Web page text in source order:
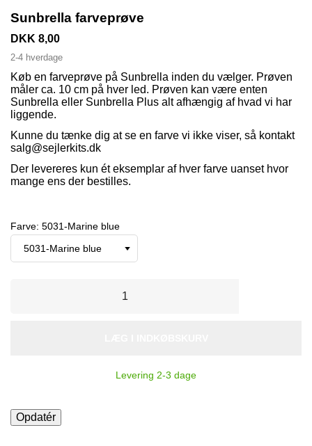
Sunbrella farveprøve
DKK 8,00
2-4 hverdage
Køb en farveprøve på Sunbrella inden du vælger. Prøven
måler ca. 10 cm på hver led. Prøven kan være enten
Sunbrella eller Sunbrella Plus alt afhængig af hvad vi har
liggende.
Kunne du tænke dig at se en farve vi ikke viser, så kontakt
salg@sejlerkits.dk
Der levereres kun ét eksemplar af hver farve uanset hvor
mange ens der bestilles.
Farve: 5031-Marine blue
Levering 2-3 dage